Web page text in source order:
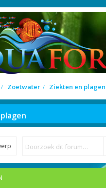
Zoetwater Ziekten en plagen